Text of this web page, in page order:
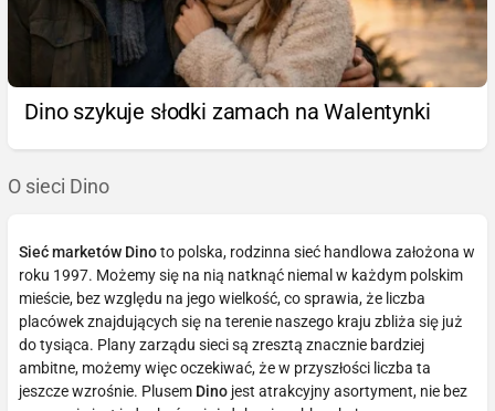
Dino szykuje słodki zamach na Walentynki
O sieci Dino
Sieć marketów Dinoto polska, rodzinna sieć handlowa założona w
roku 1997. Możemy się na nią natknąć niemal w każdym polskim
mieście, bez względu na jego wielkość, co sprawia, że liczba
placówek znajdujących się na terenie naszego kraju zbliża się już
do tysiąca. Plany zarządu sieci są zresztą znacznie bardziej
ambitne, możemy więc oczekiwać, że w przyszłości liczba ta
jeszcze wzrośnie. Plusem Dino jest atrakcyjny asortyment, nie bez